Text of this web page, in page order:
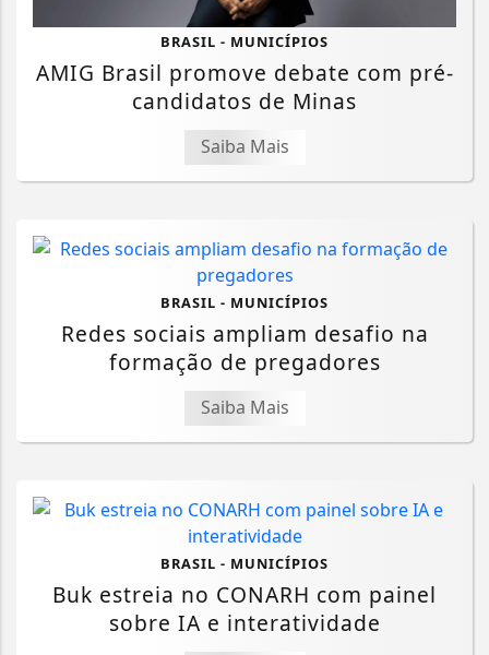
BRASIL - MUNICÍPIOS
AMIG Brasil promove debate com pré-
candidatos de Minas
Saiba Mais
BRASIL - MUNICÍPIOS
Redes sociais ampliam desafio na
formação de pregadores
Saiba Mais
BRASIL - MUNICÍPIOS
Buk estreia no CONARH com painel
sobre IA e interatividade